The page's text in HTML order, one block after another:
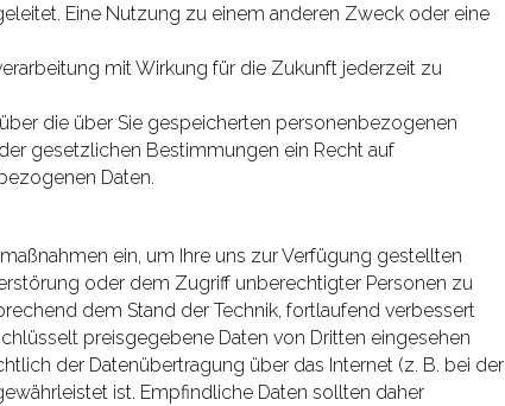
Eine Nutzung zu einem anderen Zweck oder eine
mit Wirkung für die Zukunft jederzeit zu
die über Sie gespeicherten personenbezogenen
gesetzlichen Bestimmungen ein Recht auf
Daten.
ein, um Ihre uns zur Verfügung gestellten
oder dem Zugriff unberechtigter Personen zu
dem Stand der Technik, fortlaufend verbessert
preisgegebene Daten von Dritten eingesehen
der Datenübertragung über das Internet (z. B. bei der
ist. Empfindliche Daten sollten daher